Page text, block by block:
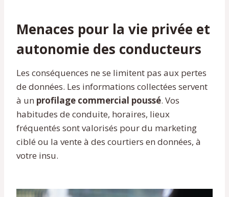
Menaces pour la vie privée et
autonomie des conducteurs
Les conséquences ne se limitent pas aux pertes
de données. Les informations collectées servent
à un profilage commercial poussé. Vos
habitudes de conduite, horaires, lieux
fréquentés sont valorisés pour du marketing
ciblé ou la vente à des courtiers en données, à
votre insu.